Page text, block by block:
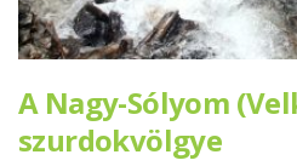
A Nagy-Sólyom
szurdokvölgye